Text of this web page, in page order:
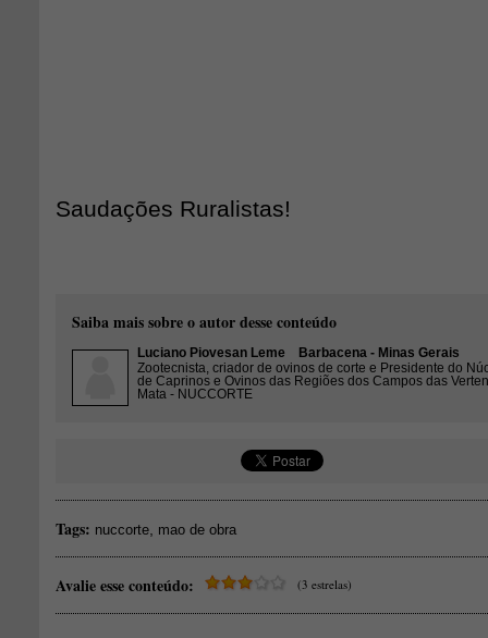
Saudações Ruralistas!
Saiba mais sobre o autor desse conteúdo
Luciano Piovesan Leme Barbacena - Minas Gerais
Zootecnista, criador de ovinos de corte e Presidente do
de Caprinos e Ovinos das Regiões dos Campos das
Mata - NUCCORTE
Tags: nuccorte mao de obra
Avalie esse conteúdo: (3 estrelas)